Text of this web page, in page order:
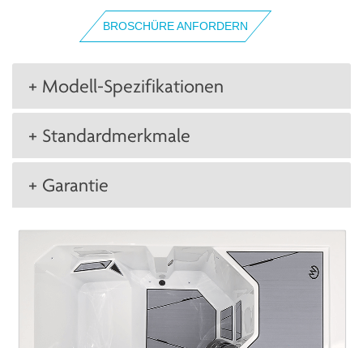
BROSCHÜRE ANFORDERN
+ Modell-Spezifikationen
+ Standardmerkmale
+ Garantie